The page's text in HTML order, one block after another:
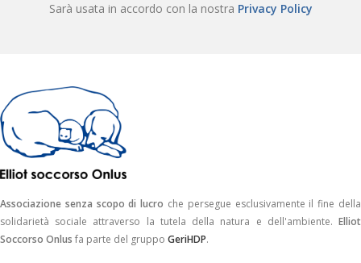
Sarà usata in accordo con la nostra Privacy Policy
Associazione senza scopo di lucro che persegue esclusivamente il fine della
solidarietà sociale attraverso la tutela della natura e dell'ambiente. Elliot
Soccorso Onlus fa parte del gruppo GeriHDP.